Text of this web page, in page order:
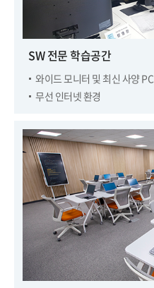
SW 전문 학습공간
와이드 모니터 및 최신 사양 PC
무선 인터넷 환경